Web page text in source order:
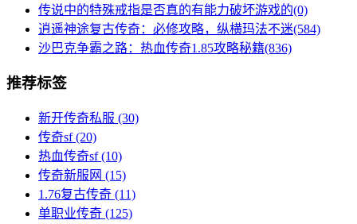
传说中的特殊戒指是否真的有能力破坏游戏的(0)
逍遥神途复古传奇：必修攻略，纵横玛法不迷(584)
沙巴克争霸之路：热血传奇1.85攻略秘籍(836)
推荐标签
新开传奇私服 (30)
传奇sf(20)
热血传奇sf(10)
传奇新服网 (15)
1.76复古传奇 (11)
单职业传奇 (125)